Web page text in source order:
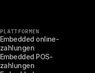
PLATTFORMEN
Embedded online-
zahlungen
Embedded POS-
zahlungen